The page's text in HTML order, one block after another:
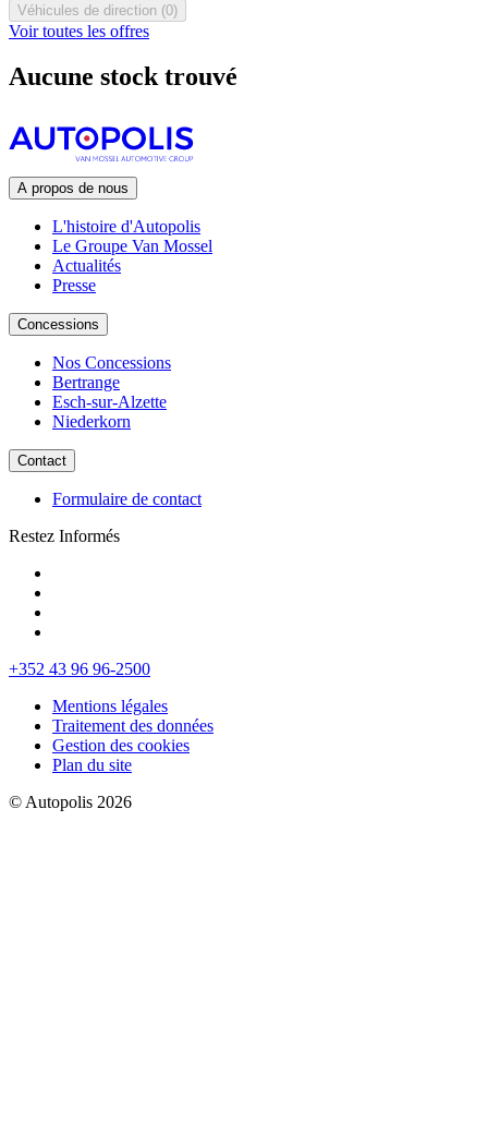
Véhicules de direction (0)
Voir toutes les offres
Aucune stock trouvé
A propos de nous
L'histoire d'Autopolis
Le Groupe Van Mossel
Actualités
Presse
Concessions
Nos Concessions
Bertrange
Esch-sur-Alzette
Niederkorn
Contact
Formulaire de contact
Restez Informés
+352 43 96 96-2500
Mentions légales
Traitement des données
Gestion des cookies
Plan du site
© Autopolis 2026